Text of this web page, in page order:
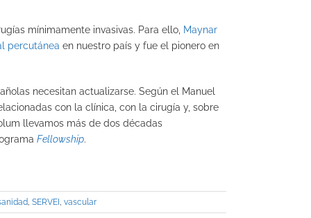
mínimamente invasivas. Para ello, Maynar
percutánea en nuestro país y fue el pionero en
necesitan actualizarse. Según el Manuel
con la clínica, con la cirugía y, sobre
llevamos más de dos décadas
Fellowship.
SERVEI vascular